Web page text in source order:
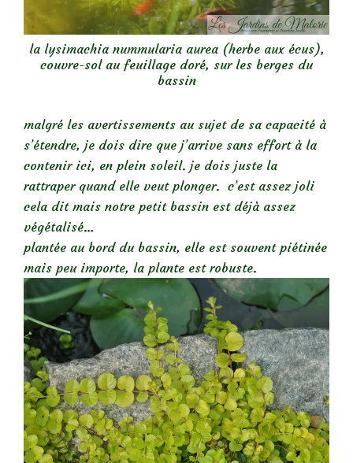
la lysimachia nummularia aurea (herbe aux écus),
couvre-sol au feuillage doré, sur les berges du
bassin
malgré les avertissements au sujet de sa capacité à
s’étendre, je dois dire que j’arrive sans effort à la
contenir ici, en plein soleil. je dois juste la
rattraper quand elle veut plonger. c’est assez joli
cela dit mais notre petit bassin est déjà assez
végétalisé…
plantée au bord du bassin, elle est souvent piétinée
mais peu importe, la plante est robuste.